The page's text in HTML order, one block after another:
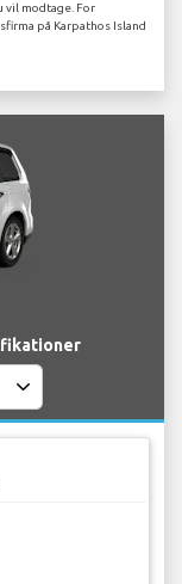
vil modtage. For
på Karpathos Island